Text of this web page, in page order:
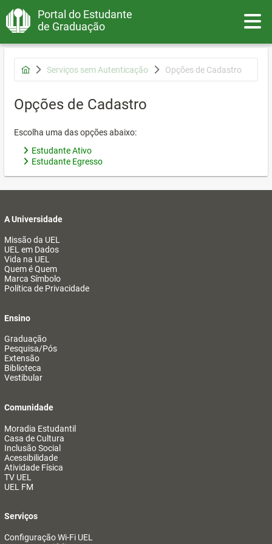
Portal do Estudante
de Graduação
Serviços sem Autenticação Opções de Cadastro
Opções de Cadastro
Escolha uma das opções abaixo:
Estudante Ativo
Estudante Egresso
A Universidade
Missão da UEL
UEL em Dados
Vida na UEL
Quem é Quem
Marca Símbolo
Política de Privacidade
Ensino
Graduação
Pesquisa/Pós
Extensão
Biblioteca
Vestibular
Comunidade
Moradia Estudantil
Casa de Cultura
Inclusão Social
Acessibilidade
Atividade Física
TV UEL
UEL FM
Serviços
Configuração Wi-Fi UEL